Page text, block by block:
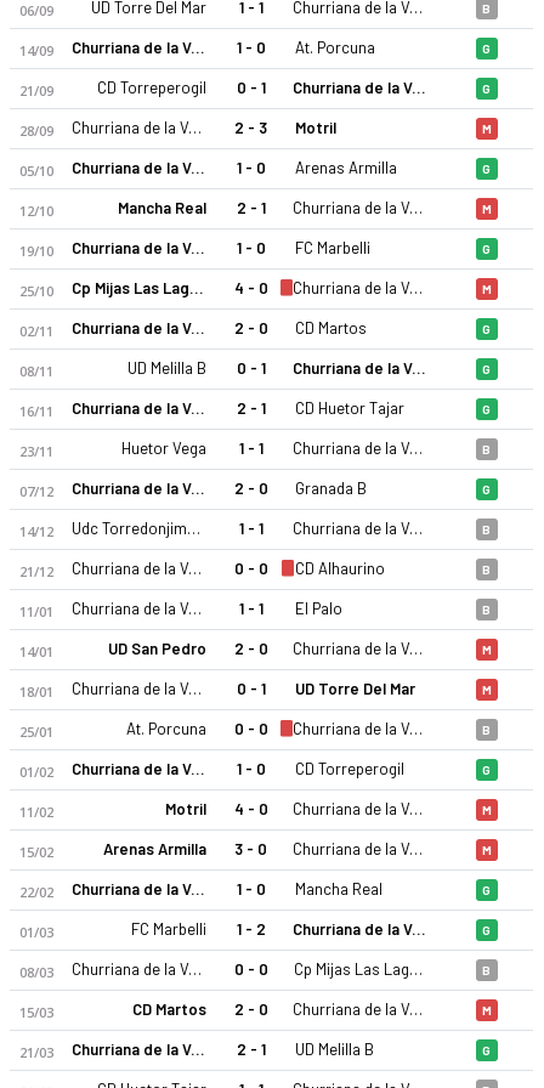
Churriana de la Vega CF 25-26 sezonu | Tercera RFEF
06/09 UD Torre Del Mar 1 - 1 Churriana de la Vega CF B
14/09 Churriana de la Vega CF 1 - 0 At. Porcuna G
21/09 CD Torreperogil 0 - 1 Churriana de la Vega CF G
28/09 Churriana de la Vega CF 2 - 3 Motril M
05/10 Churriana de la Vega CF 1 - 0 Arenas Armilla G
12/10 Mancha Real 2 - 1 Churriana de la Vega CF M
19/10 Churriana de la Vega CF 1 - 0 FC Marbelli G
25/10 Cp Mijas Las Lagunas 4 - 0 Churriana de la Vega CF M
02/11 Churriana de la Vega CF 2 - 0 CD Martos G
08/11 UD Melilla B 0 - 1 Churriana de la Vega CF G
16/11 Churriana de la Vega CF 2 - 1 CD Huetor Tajar G
23/11 Huetor Vega 1 - 1 Churriana de la Vega CF B
07/12 Churriana de la Vega CF 2 - 0 Granada B G
14/12 Udc Torredonjimeno 1 - 1 Churriana de la Vega CF B
21/12 Churriana de la Vega CF 0 - 0 CD Alhaurino B
11/01 Churriana de la Vega CF 1 - 1 El Palo B
14/01 UD San Pedro 2 - 0 Churriana de la Vega CF M
18/01 Churriana de la Vega CF 0 - 1 UD Torre Del Mar M
25/01 At. Porcuna 0 - 0 Churriana de la Vega CF B
01/02 Churriana de la Vega CF 1 - 0 CD Torreperogil G
11/02 Motril 4 - 0 Churriana de la Vega CF M
15/02 Arenas Armilla 3 - 0 Churriana de la Vega CF M
22/02 Churriana de la Vega CF 1 - 0 Mancha Real G
01/03 FC Marbelli 1 - 2 Churriana de la Vega CF G
08/03 Churriana de la Vega CF 0 - 0 Cp Mijas Las Lagunas B
15/03 CD Martos 2 - 0 Churriana de la Vega CF M
21/03 Churriana de la Vega CF 2 - 1 UD Melilla B G